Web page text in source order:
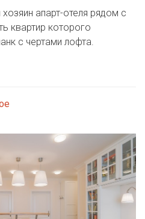
апарт-отеля рядом с
квартир которого
с чертами лофта.